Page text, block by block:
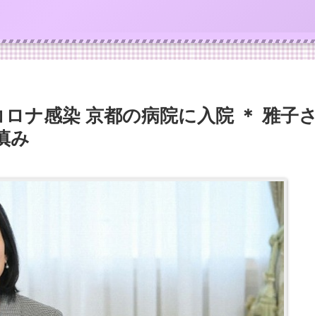
ナ感染 京都の病院に入院 ＊ 雅子さ
み